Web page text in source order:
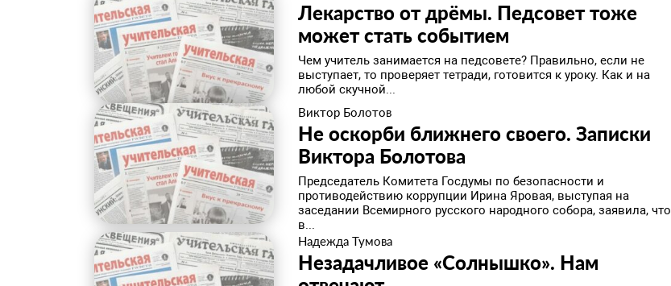
Лекарство от дрёмы. Педсовет тоже
может стать событием
Чем учитель занимается на педсовете? Правильно, если не
выступает, то проверяет тетради, готовится к уроку. Как и на
любой скучной...
Виктор Болотов
Не оскорби ближнего своего. ​Записки
Виктора Болотова
Председатель Комитета Госдумы по безопасности и
противодействию коррупции Ирина Яровая, выступая на
заседании Всемирного русского народного собора, заявила, что
в...
Надежда Тумова
Незадачливое «Солнышко». ​Нам